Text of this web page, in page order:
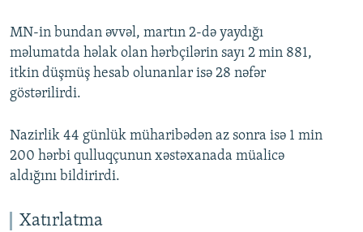
MN-in bundan əvvəl, martın 2-də yaydığı
məlumatda həlak olan hərbçilərin sayı 2 min 881,
itkin düşmüş hesab olunanlar isə 28 nəfər
göstərilirdi.
Nazirlik 44 günlük müharibədən az sonra isə 1 min
200 hərbi qulluqçunun xəstəxanada müalicə
aldığını bildirirdi.
Xatırlatma